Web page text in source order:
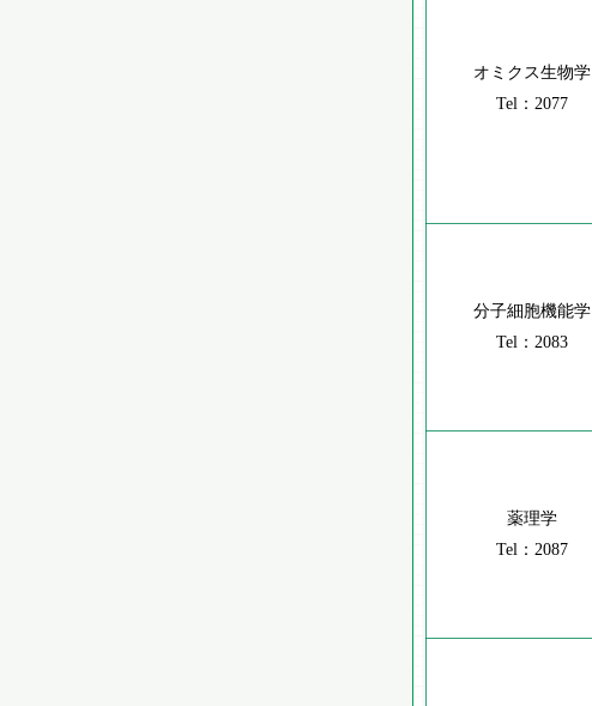
オミクス生物学
Tel：2077
分子細胞機能学
Tel：2083
薬理学
Tel：2087